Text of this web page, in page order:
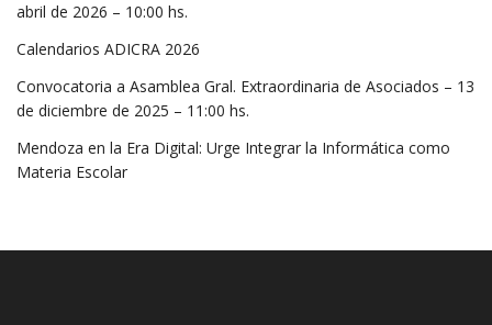
abril de 2026 – 10:00 hs.
Calendarios ADICRA 2026
Convocatoria a Asamblea Gral. Extraordinaria de Asociados – 13
de diciembre de 2025 – 11:00 hs.
Mendoza en la Era Digital: Urge Integrar la Informática como
Materia Escolar